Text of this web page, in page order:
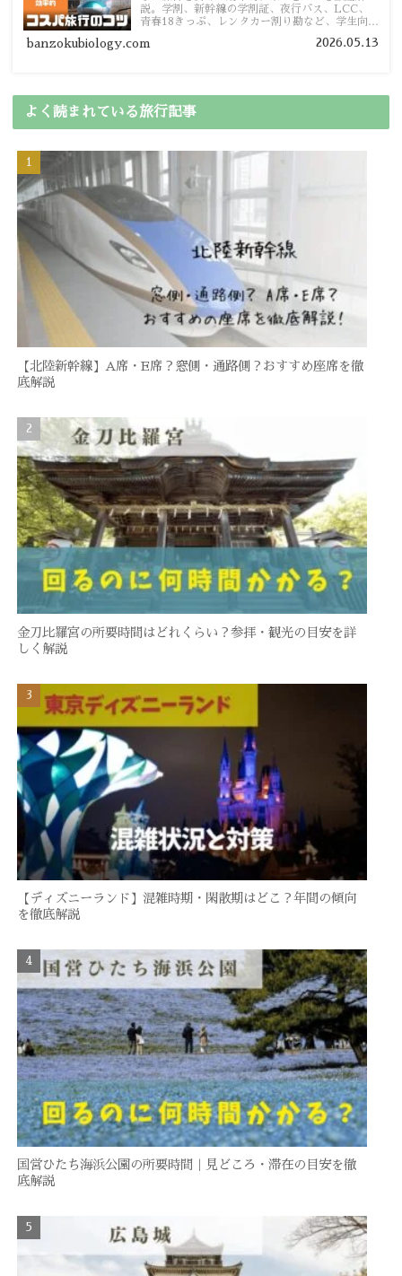
説。学割、新幹線の学割証、夜行バス、LCC、
青春18きっぷ、レンタカー割り勘など、学生向け
banzokubiology.com 2026.05.13
よく読まれている旅行記事
【北陸新幹線】A席・E席？窓側・通路側？おすすめ座席を徹
底解説
金刀比羅宮の所要時間はどれくらい？参拝・観光の目安を詳
しく解説
【ディズニーランド】混雑時期・閑散期はどこ？年間の傾向
を徹底解説
国営ひたち海浜公園の所要時間｜見どころ・滞在の目安を徹
底解説